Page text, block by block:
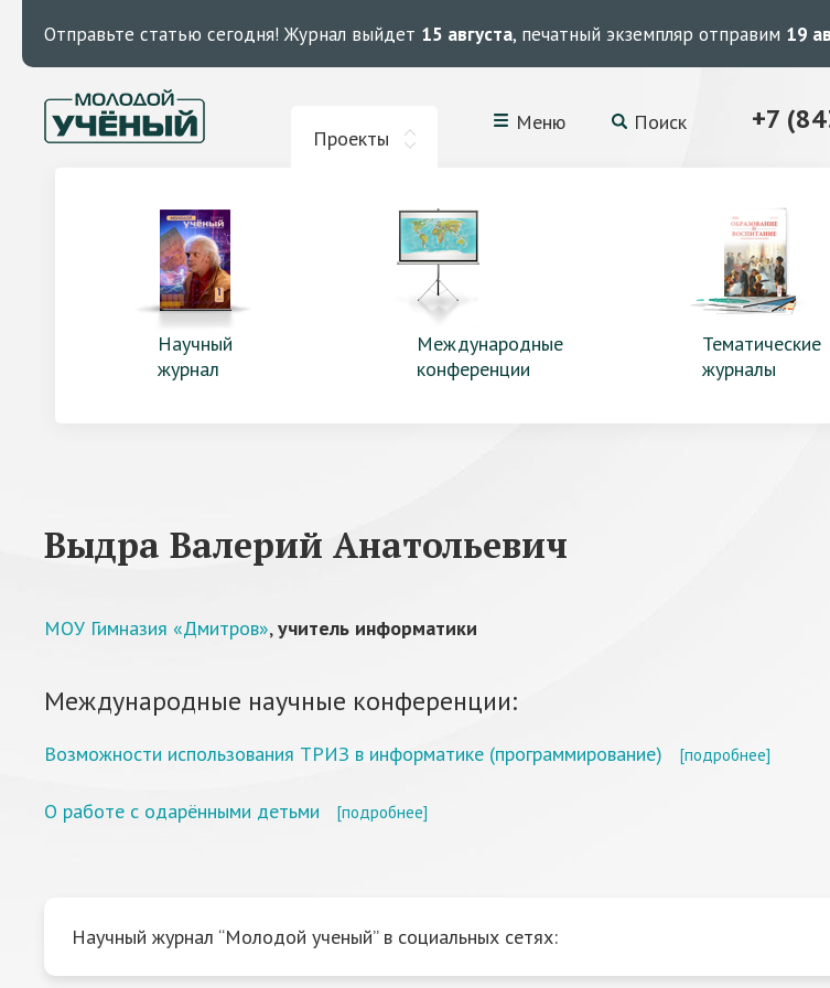
Отправьте статью сегодня! Журнал выйдет 15 августа, печатный экземпляр отправим 19
Проекты
Меню Поиск +7
Научный
журнал
Международные
конференции
Тематические
журналы
Выдра Валерий Анатольевич
МОУ Гимназия «Дмитров»,учитель информатики
Международные научные конференции:
Возможности использования ТРИЗ в информатике (программирование) [подробнее]
О работе с одарёнными детьми [подробнее]
Научный журнал “Молодой ученый” в социальных сетях: